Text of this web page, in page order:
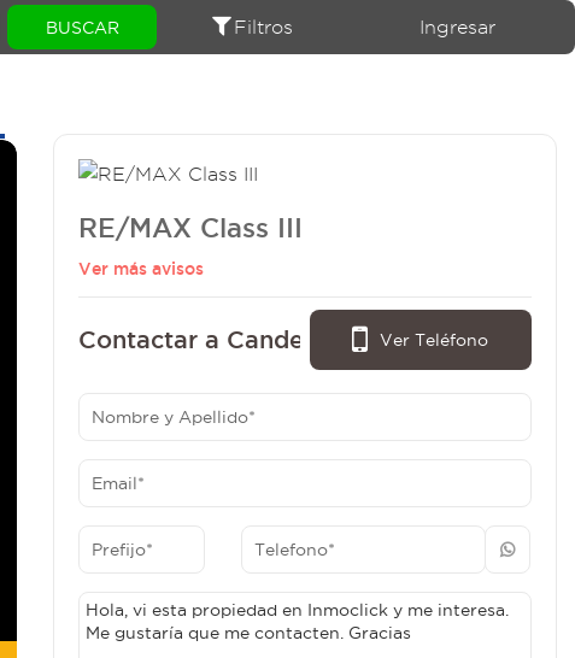
Filtros Ingresar
RE/MAX Class III
Ver más avisos
Ver Teléfono
Contactar a Candelaria Larguia:
- (011) 15-5404-5176